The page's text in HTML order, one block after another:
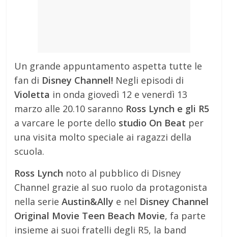
Un grande appuntamento aspetta tutte le
fan di Disney Channel! Negli episodi di
Violetta in onda giovedì 12 e venerdì 13
marzo alle 20.10 saranno Ross Lynch e gli R5
a varcare le porte dello studio On Beat per
una visita molto speciale ai ragazzi della
scuola.
Ross Lynch noto al pubblico di Disney
Channel grazie al suo ruolo da protagonista
nella serie Austin&Ally e nel Disney Channel
Original Movie Teen Beach Movie, fa parte
insieme ai suoi fratelli degli R5, la band